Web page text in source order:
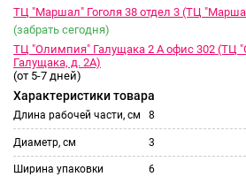
ТЦ "Маршал" Гоголя 38 отдел 3 (ТЦ
(забрать сегодня)
ТЦ "Олимпия" Галущака 2 А офис 302 (ТЦ
Галущака, д. 2А)
(от 5-7 дней)
Характеристики товара
Длина рабочей части, см 8
Диаметр, см 3
Ширина упаковки 6